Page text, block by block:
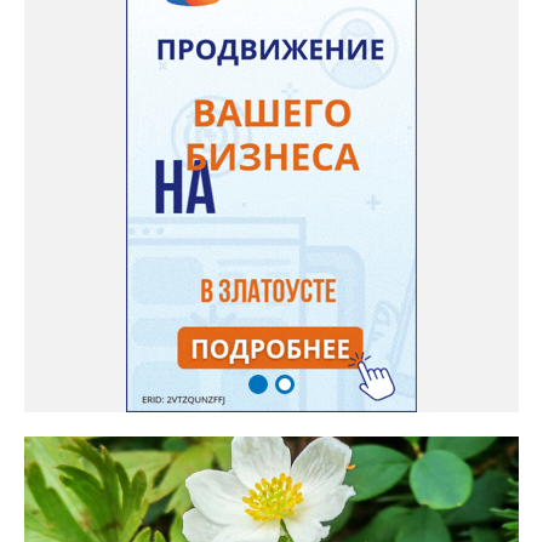
доносится. В конце лета собираю лаванду в пучки, сушу –
получаются букеты и саше одновременно. Лаванда широко
используется и в кулинарии». Семена, отметила собеседница
нашего портала, у неё были сорта «Вознесенская узколистная».
Только она хорошо зимует без укрытия. Всхожесть оказалась
на удивление хорошей: из пяти семян из каждой пачки четыре
взошли даже без стратификации. После покупки (по весне)
садовод советует сразу убрать семена в холодильник на два
месяца, а место посадки - мульчировать мелкой корой. Семена
самосевом в ней отлично прорастают. Если иногда срезать
сухие цветы и стряхивать семена вокруг куртины, лаванда
весной прорастет сама. Ещё один секрет – этот символ
Прованса не любит «вкусную» почву. Добавляйте в посадочную
яму гравий и песок – требуется хороший дренаж. В первый год
Екатерина рекомендует цветы убирать, чтобы силы куста
пошли на наращивание корневой системы. А со второго года
пусть лаванда цветёт во всю силу! Фото: Екатерина Бойко,
специально для «Златоуст.инфо». Обсуждение новости здесь
ВКОНТАКТЕ https://vk.com/newszlatoust74